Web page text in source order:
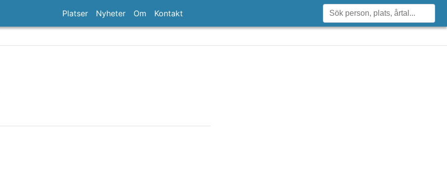
Platser Nyheter Om Kontakt